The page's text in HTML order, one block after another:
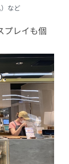
など
プレイも個